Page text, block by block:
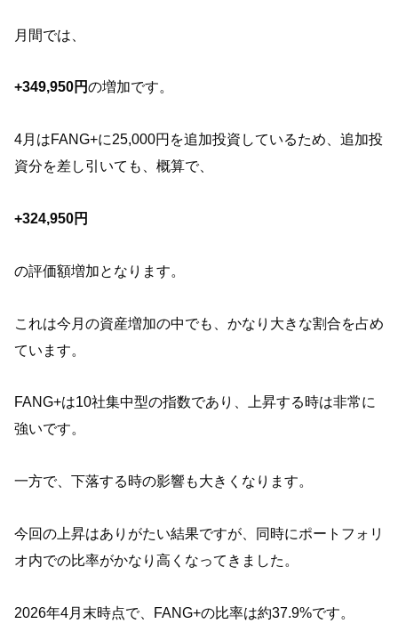
月間では、
+349,950円の増加です。
4月はFANG+に25,000円を追加投資しているため、追加投
資分を差し引いても、概算で、
+324,950円
の評価額増加となります。
これは今月の資産増加の中でも、かなり大きな割合を占め
ています。
FANG+は10社集中型の指数であり、上昇する時は非常に
強いです。
一方で、下落する時の影響も大きくなります。
今回の上昇はありがたい結果ですが、同時にポートフォリ
オ内での比率がかなり高くなってきました。
2026年4月末時点で、FANG+の比率は約37.9%です。